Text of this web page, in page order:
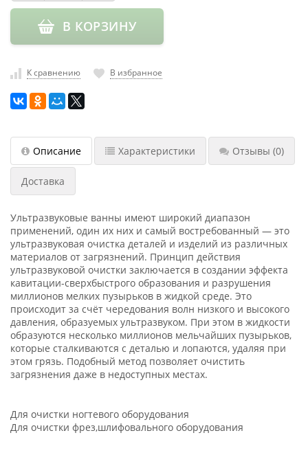
Хранение
инструмента
РАСПРОДАЖА
В КОРЗИНУ
К сравнению В избранное
Описание Характеристики Отзывы (0)
Доставка
Ультразвуковые ванны имеют широкий диапазон
применений, один их них и самый востребованный — это
ультразвуковая очистка деталей и изделий из различных
материалов от загрязнений. Принцип действия
ультразвуковой очистки заключается в создании эффекта
кавитации-сверхбыстрого образования и разрушения
миллионов мелких пузырьков в жидкой среде. Это
происходит за счёт чередования волн низкого и высокого
давления, образуемых ультразвуком. При этом в жидкости
образуются несколько миллионов мельчайших пузырьков,
которые сталкиваются с деталью и лопаются, удаляя при
этом грязь. Подобный метод позволяет очистить
загрязнения даже в недоступных местах.
Для очистки ногтевого оборудования
Для очистки фрез,шлифовального оборудования